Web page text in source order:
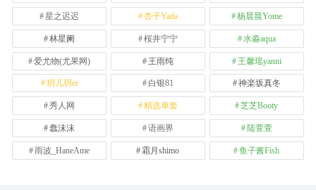
星之迟迟 杏子Yada 杨晨晨Yome
林星阑 桜井宁宁 水淼aqua
爱尤物(尤果网) 王雨纯 王馨瑶yanni
玥儿玥er 白银81 神楽坂真冬
秀人网 精选单套 芝芝Booty
蠢沫沫 语画界 陆萱萱
雨波_HaneAme 霜月shimo 鱼子酱Fish